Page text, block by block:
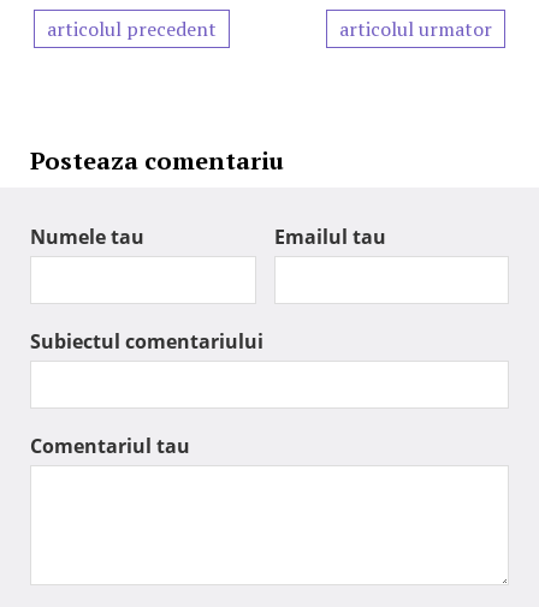
articolul precedent articolul urmator
Posteaza comentariu
Numele tau Emailul tau
Subiectul comentariului
Comentariul tau